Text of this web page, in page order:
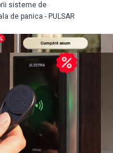
sisteme de
de panica - PULSAR